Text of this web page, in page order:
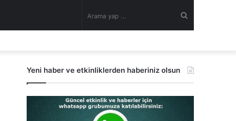
...
Yeni haber ve etkinliklerden haberiniz olsun